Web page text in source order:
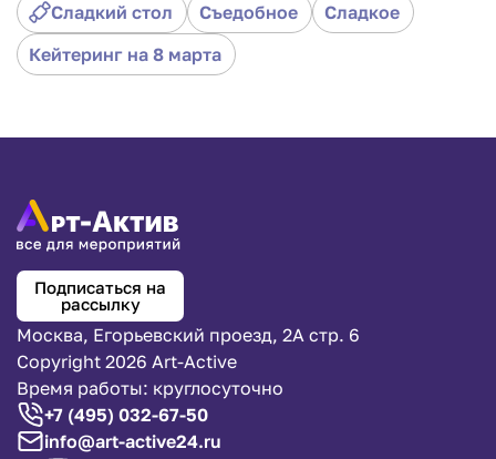
День рождения;
Корпоратив;
Промо событие;
Пробуйте, делайте ставки и получайте призы.
Развлечение подойдет каждому участнику,
опытный ведущий полностью проведет по всем
Сладкий стол
Съедобное
Сладкое
Кейтеринг на 8 марта
Подписаться на
рассылку
Москва, Егорьевский проезд, 2А стр. 6
Copyright 2026 Art-Active
Время работы: круглосуточно
+7 (495) 032-67-50
info@art-active24.ru